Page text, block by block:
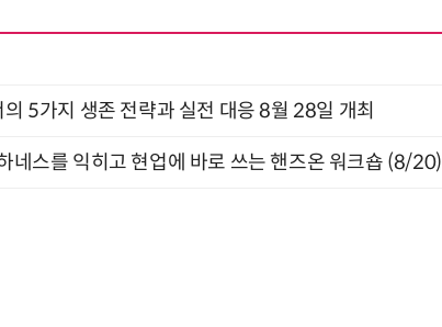
5가지 생존 전략과 실전 대응 8월 28일 개최
네스를 익히고 현업에 바로 쓰는 핸즈온 워크숍 (8/20)